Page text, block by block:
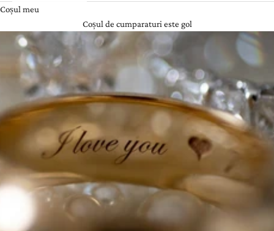
Coșul meu
Coșul de cumparaturi este gol